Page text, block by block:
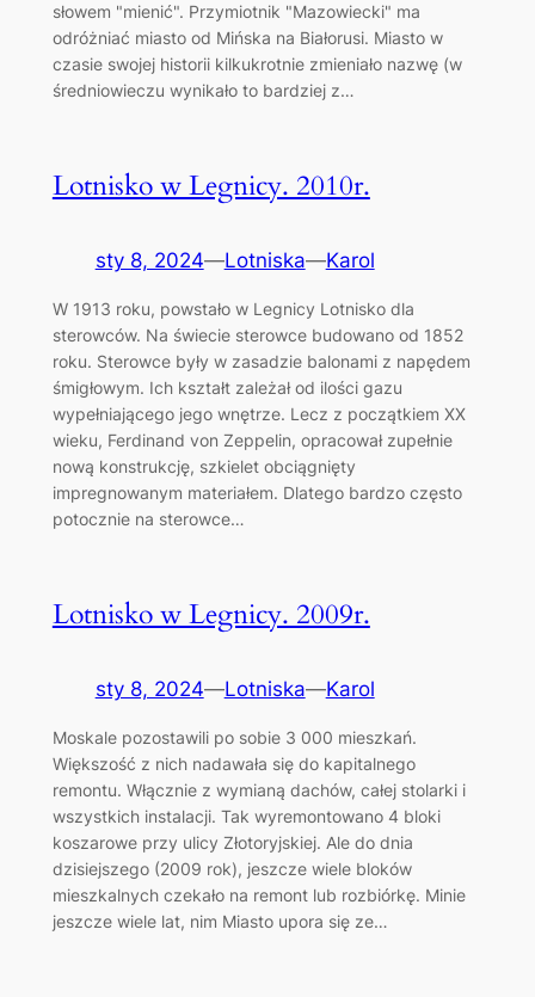
słowem "mienić". Przymiotnik "Mazowiecki" ma
odróżniać miasto od Mińska na Białorusi. Miasto w
czasie swojej historii kilkukrotnie zmieniało nazwę (w
średniowieczu wynikało to bardziej z…
Lotnisko w Legnicy. 2010r.
sty 8, 2024—Lotniska—Karol
W 1913 roku, powstało w Legnicy Lotnisko dla
sterowców. Na świecie sterowce budowano od 1852
roku. Sterowce były w zasadzie balonami z napędem
śmigłowym. Ich kształt zależał od ilości gazu
wypełniającego jego wnętrze. Lecz z początkiem XX
wieku, Ferdinand von Zeppelin, opracował zupełnie
nową konstrukcję, szkielet obciągnięty
impregnowanym materiałem. Dlatego bardzo często
potocznie na sterowce…
Lotnisko w Legnicy. 2009r.
sty 8, 2024—Lotniska—Karol
Moskale pozostawili po sobie 3 000 mieszkań.
Większość z nich nadawała się do kapitalnego
remontu. Włącznie z wymianą dachów, całej stolarki i
wszystkich instalacji. Tak wyremontowano 4 bloki
koszarowe przy ulicy Złotoryjskiej. Ale do dnia
dzisiejszego (2009 rok), jeszcze wiele bloków
mieszkalnych czekało na remont lub rozbiórkę. Minie
jeszcze wiele lat, nim Miasto upora się ze…